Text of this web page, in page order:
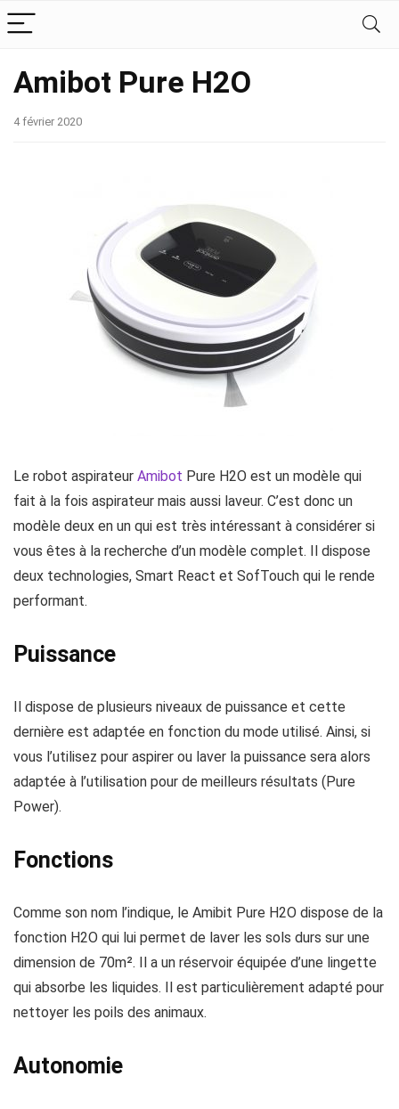
Amibot Pure H2O
4 février 2020
Le robot aspirateur Amibot Pure H2O est un modèle qui
fait à la fois aspirateur mais aussi laveur. C’est donc un
modèle deux en un qui est très intéressant à considérer si
vous êtes à la recherche d’un modèle complet. Il dispose
deux technologies, Smart React et SofTouch qui le rende
performant.
Puissance
Il dispose de plusieurs niveaux de puissance et cette
dernière est adaptée en fonction du mode utilisé. Ainsi, si
vous l’utilisez pour aspirer ou laver la puissance sera alors
adaptée à l’utilisation pour de meilleurs résultats (Pure
Power).
Fonctions
Comme son nom l’indique, le Amibit Pure H2O dispose de la
fonction H2O qui lui permet de laver les sols durs sur une
dimension de 70m². Il a un réservoir équipée d’une lingette
qui absorbe les liquides. Il est particulièrement adapté pour
nettoyer les poils des animaux.
Autonomie